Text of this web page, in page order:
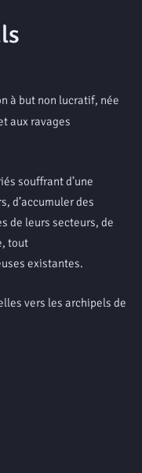
à but non lucratif, née
aux ravages
souffrant d’une
d’accumuler des
de leurs secteurs, de
tout
existantes.
vers les archipels de